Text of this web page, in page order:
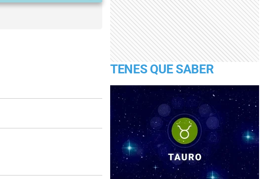
TENES QUE SABER